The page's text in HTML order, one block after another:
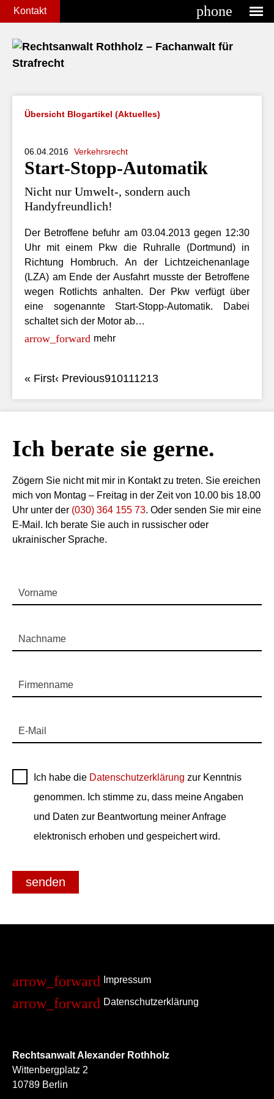
Kontakt phone
Übersicht Blogartikel (Aktuelles)
06.04.2016 Verkehrsrecht
Start-Stopp-Automatik
Nicht nur Umwelt-, sondern auch
Handyfreundlich!
Der Betroffene befuhr am 03.04.2013 gegen 12:30
Uhr mit einem Pkw die Ruhralle (Dortmund) in
Richtung Hombruch. An der Lichtzeichenanlage
(LZA) am Ende der Ausfahrt musste der Betroffene
wegen Rotlichts anhalten. Der Pkw verfügt über
eine sogenannte Start-Stopp-Automatik. Dabei
schaltet sich der Motor ab…
mehr
« First‹ Previous910111213
Ich berate sie gerne.
Zögern Sie nicht mit mir in Kontakt zu treten. Sie ereichen
mich von Montag – Freitag in der Zeit von 10.00 bis 18.00
Uhr unter der (030) 364 155 73. Oder senden Sie mir eine
E-Mail. Ich berate Sie auch in russischer oder
ukrainischer Sprache.
Vorname
Nachname
Firmenname
E-Mail
Ich habe die Datenschutzerklärung zur Kenntnis
genommen. Ich stimme zu, dass meine Angaben
und Daten zur Beantwortung meiner Anfrage
elektronisch erhoben und gespeichert wird.
senden
Rechtsanwalt Alexander Rothholz
Wittenbergplatz 2
10789 Berlin
Impressum
Datenschutzerklärung